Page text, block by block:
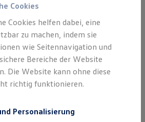
kaufen
Förderung
für Gebrauchtwagen
Cookies
Cookies helfen dabei, eine
zu machen, indem sie
wie Seitennavigation und
Bereiche der Website
Die Website kann ohne diese
richtig funktionieren.
Personalisierung